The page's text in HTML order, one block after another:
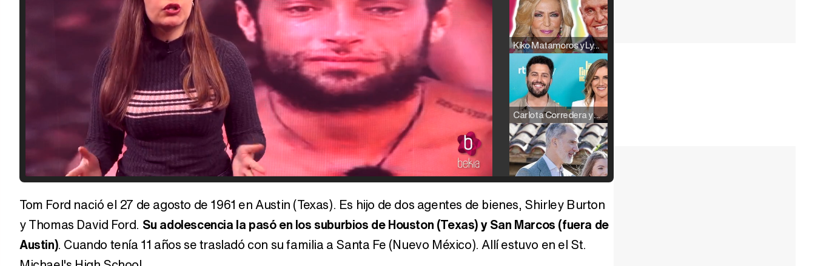
Kiko Matamoros y Lydia Lozano: "Nuestro público es de todas las edades y RTVE tiene un público muy pegado a las novelas, al que tenemos que captar"
Carlota Corredera y Javier de Hoyos: "La tele tiene que representar al público también y aquí están todos los perfiles posibles&quo;
Así se tomó Felipe VI que la Infanta Sofía no quisiera recibir formación militar
Tom Ford nació el 27 de agosto de 1961 en Austin (Texas). Es hijo de dos agentes de bienes, Shirley Burton
y Thomas David Ford. Su adolescencia la pasó en los suburbios de Houston (Texas) y San Marcos (fuera de
Austin). Cuando tenía 11 años se trasladó con su familia a Santa Fe (Nuevo México). Allí estuvo en el St.